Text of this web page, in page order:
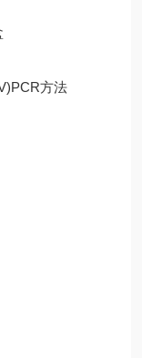
方法